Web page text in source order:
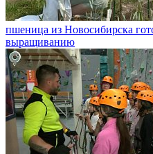
пшеница из Новосибирска
выращиванию